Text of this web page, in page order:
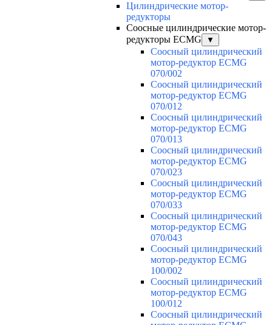
Цилиндрические мотор-
редукторы
Соосные цилиндрические мотор-
редукторы ECMG
▼
Соосный цилиндрический
мотор-редуктор ECMG
070/002
Соосный цилиндрический
мотор-редуктор ECMG
070/012
Соосный цилиндрический
мотор-редуктор ECMG
070/013
Соосный цилиндрический
мотор-редуктор ECMG
070/023
Соосный цилиндрический
мотор-редуктор ECMG
070/033
Соосный цилиндрический
мотор-редуктор ECMG
070/043
Соосный цилиндрический
мотор-редуктор ECMG
100/002
Соосный цилиндрический
мотор-редуктор ECMG
100/012
Соосный цилиндрический